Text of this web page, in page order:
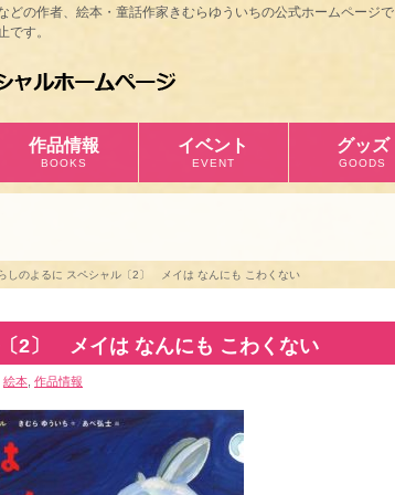
どの作者、絵本・童話作家きむらゆういちの公式ホームページで
す。
作品情報
BOOKS
イベント
EVENT
グッズ
GOODS
しのよるに スペシャル〔2〕 メイは なんにも こわくない
2〕 メイは なんにも こわくない
絵本 作品情報